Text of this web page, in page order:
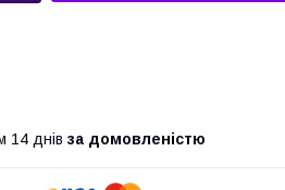
14 днів за домовленістю